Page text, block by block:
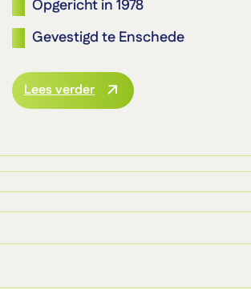
Opgericht in 1978
Gevestigd te Enschede
Lees verder